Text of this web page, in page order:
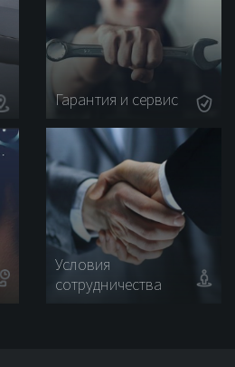
Гарантия и сервис
Условия
сотрудничества